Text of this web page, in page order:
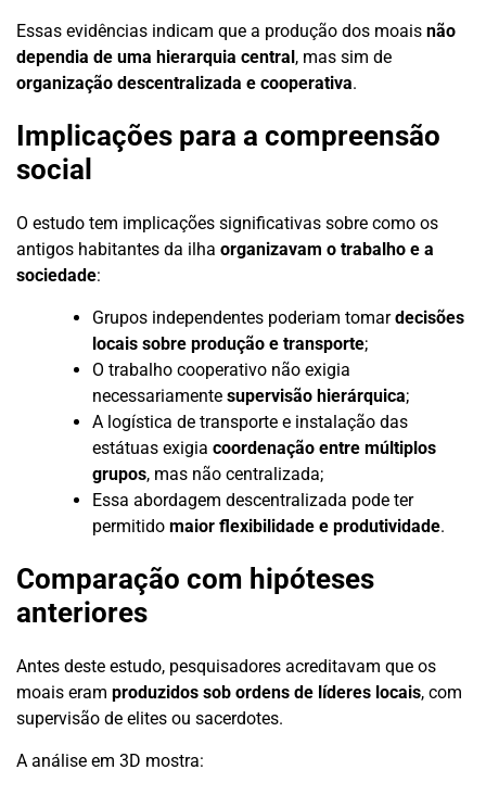
Essas evidências indicam que a produção dos moais não
dependia de uma hierarquia central, mas sim de
organização descentralizada e cooperativa.
Implicações para a compreensão
social
O estudo tem implicações significativas sobre como os
antigos habitantes da ilha organizavam o trabalho e a
sociedade:
Grupos independentes poderiam tomardecisões
locais sobre produção e transporte;
O trabalho cooperativo não exigia
necessariamente supervisão hierárquica;
A logística de transporte e instalação das
estátuas exigia coordenação entre múltiplos
grupos, mas não centralizada;
Essa abordagem descentralizada pode ter
permitido maior flexibilidade e produtividade.
Comparação com hipóteses
anteriores
Antes deste estudo, pesquisadores acreditavam que os
moais eram produzidos sob ordens de líderes locais, com
supervisão de elites ou sacerdotes.
A análise em 3D mostra: